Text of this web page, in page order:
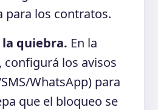
para los contratos.
quiebra. En la
los avisos
WhatsApp) para
que el bloqueo se